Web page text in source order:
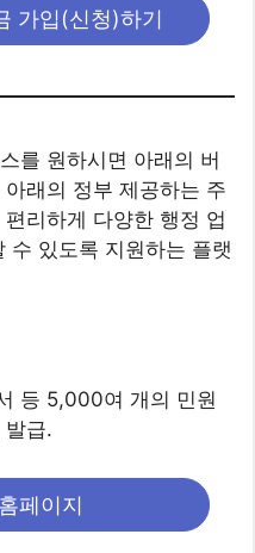
가입(신청)하기
를 원하시면 아래의 버
래의 정부 제공하는 주
리하게 다양한 행정 업
수 있도록 지원하는 플랫
등 5,000여 개의 민원
발급.
페이지